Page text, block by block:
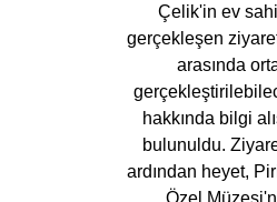
Çelik'in ev
gerçekleşen
arasında
hakkında bilgi
bulunuldu.
ardından heyet,
Özel